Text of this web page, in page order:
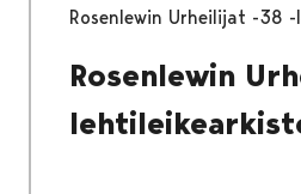
Rosenlewin Urheilijat -38
Rosenlewin